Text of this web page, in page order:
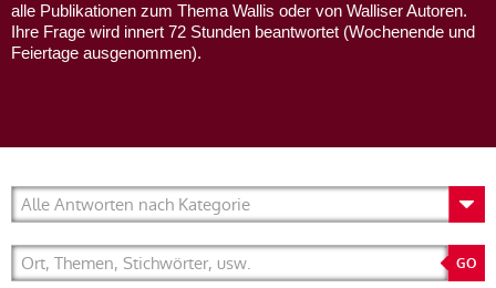
alle Publikationen zum Thema Wallis oder von Walliser Autoren.
Ihre Frage wird innert 72 Stunden beantwortet (Wochenende und
Feiertage ausgenommen).